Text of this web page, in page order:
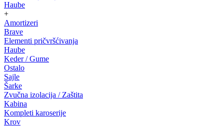
Haube
+
Amortizeri
Brave
Elementi pričvršćivanja
Haube
Keder / Gume
Ostalo
Sajle
Šarke
Zvučna izolacija / Zaštita
Kabina
Kompleti karoserije
Krov